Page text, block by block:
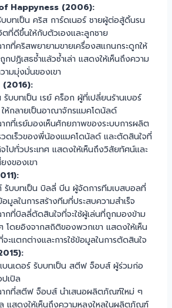
Happyness (2006):
บทเป็น คริส การ์ดเนอร์ ชายผู้ต่อสู้ดิ้นรน
ตที่ดีขึ้นให้กับตัวเองและลูกชาย
กที่คริสพยายามขายเครื่องสแกนกระดูกให้
ปฏิเสธซ้ำแล้วซ้ำเล่า แสดงให้เห็นถึงความ
ามมุ่งมั่นของเขา
รับบทเป็น เรย์ คร็อก ผู้ที่เปลี่ยนร้านเบอร์
ให้กลายเป็นอาณาจักรแมคโดนัลด์
กที่เรย์มองเห็นศักยภาพของระบบการผลิต
วดเร็วของพี่น้องแมคโดนัลด์ และตัดสินใจที่
ไปทั่วประเทศ แสดงให้เห็นถึงวิสัยทัศน์และ
งของเขา
บบทเป็น บิลลี่ บีน ผู้จัดการทีมเบสบอลที่
มูลในการสร้างทีมที่ประสบความสำเร็จ
กที่บิลลี่ตัดสินใจที่จะใช้ผู้เล่นที่ถูกมองข้าม
โดยอิงจากสถิติของพวกเขา แสดงให้เห็น
ะแตกต่างและการใช้ข้อมูลในการตัดสินใจ
บนเดอร์ รับบทเป็น สตีฟ จ็อบส์ ผู้ร่วมก่อ
เปิล
ากที่สตีฟ จ็อบส์ นำเสนอผลิตภัณฑ์ใหม่ ๆ
แสดงให้เห็นถึงความหลงใหลในผลิตภัณฑ์